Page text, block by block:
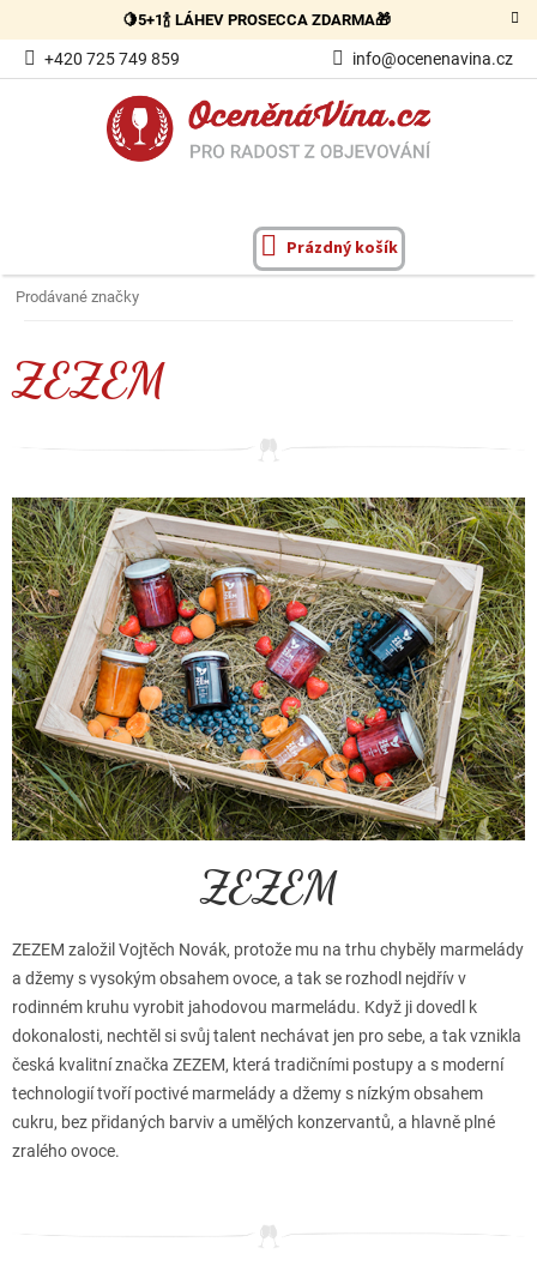
obsah
🍋5+1🍾 LÁHEV PROSECCA ZDARMA🎁
+420 725 749 859 info@ocenenavina.cz
NÁKUPNÍ
Prázdný košík
Prodávané značky
ZEZEM
ZEZEM
ZEZEM založil Vojtěch Novák, protože mu na trhu chyběly marmelády
a džemy s vysokým obsahem ovoce, a tak se rozhodl nejdřív v
rodinném kruhu vyrobit jahodovou marmeládu. Když ji dovedl k
dokonalosti, nechtěl si svůj talent nechávat jen pro sebe, a tak vznikla
česká kvalitní značka ZEZEM, která tradičními postupy a s moderní
technologií tvoří poctivé marmelády a džemy s nízkým obsahem
cukru, bez přidaných barviv a umělých konzervantů, a hlavně plné
zralého ovoce.